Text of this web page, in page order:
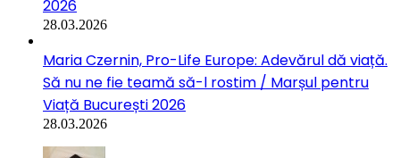
2026
28.03.2026
Maria Czernin, Pro-Life Europe: Adevărul dă viață.
Să nu ne fie teamă să-l rostim / Marșul pentru
Viață București 2026
28.03.2026